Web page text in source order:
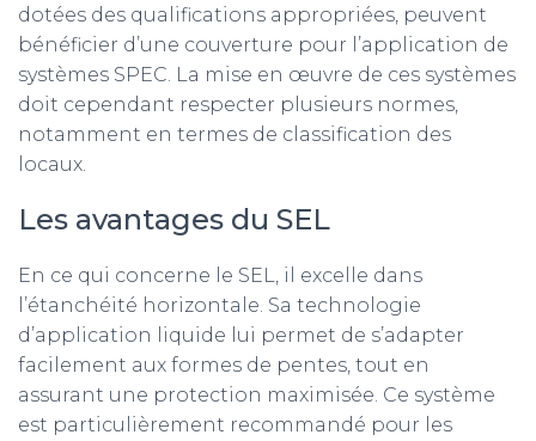
dotées des qualifications appropriées, peuvent
bénéficier d’une couverture pour l’application de
systèmes SPEC. La mise en œuvre de ces systèmes
doit cependant respecter plusieurs normes,
notamment en termes de classification des
locaux.
Les avantages du SEL
En ce qui concerne le SEL, il excelle dans
l’étanchéité horizontale. Sa technologie
d’application liquide lui permet de s’adapter
facilement aux formes de pentes, tout en
assurant une protection maximisée. Ce système
est particulièrement recommandé pour les